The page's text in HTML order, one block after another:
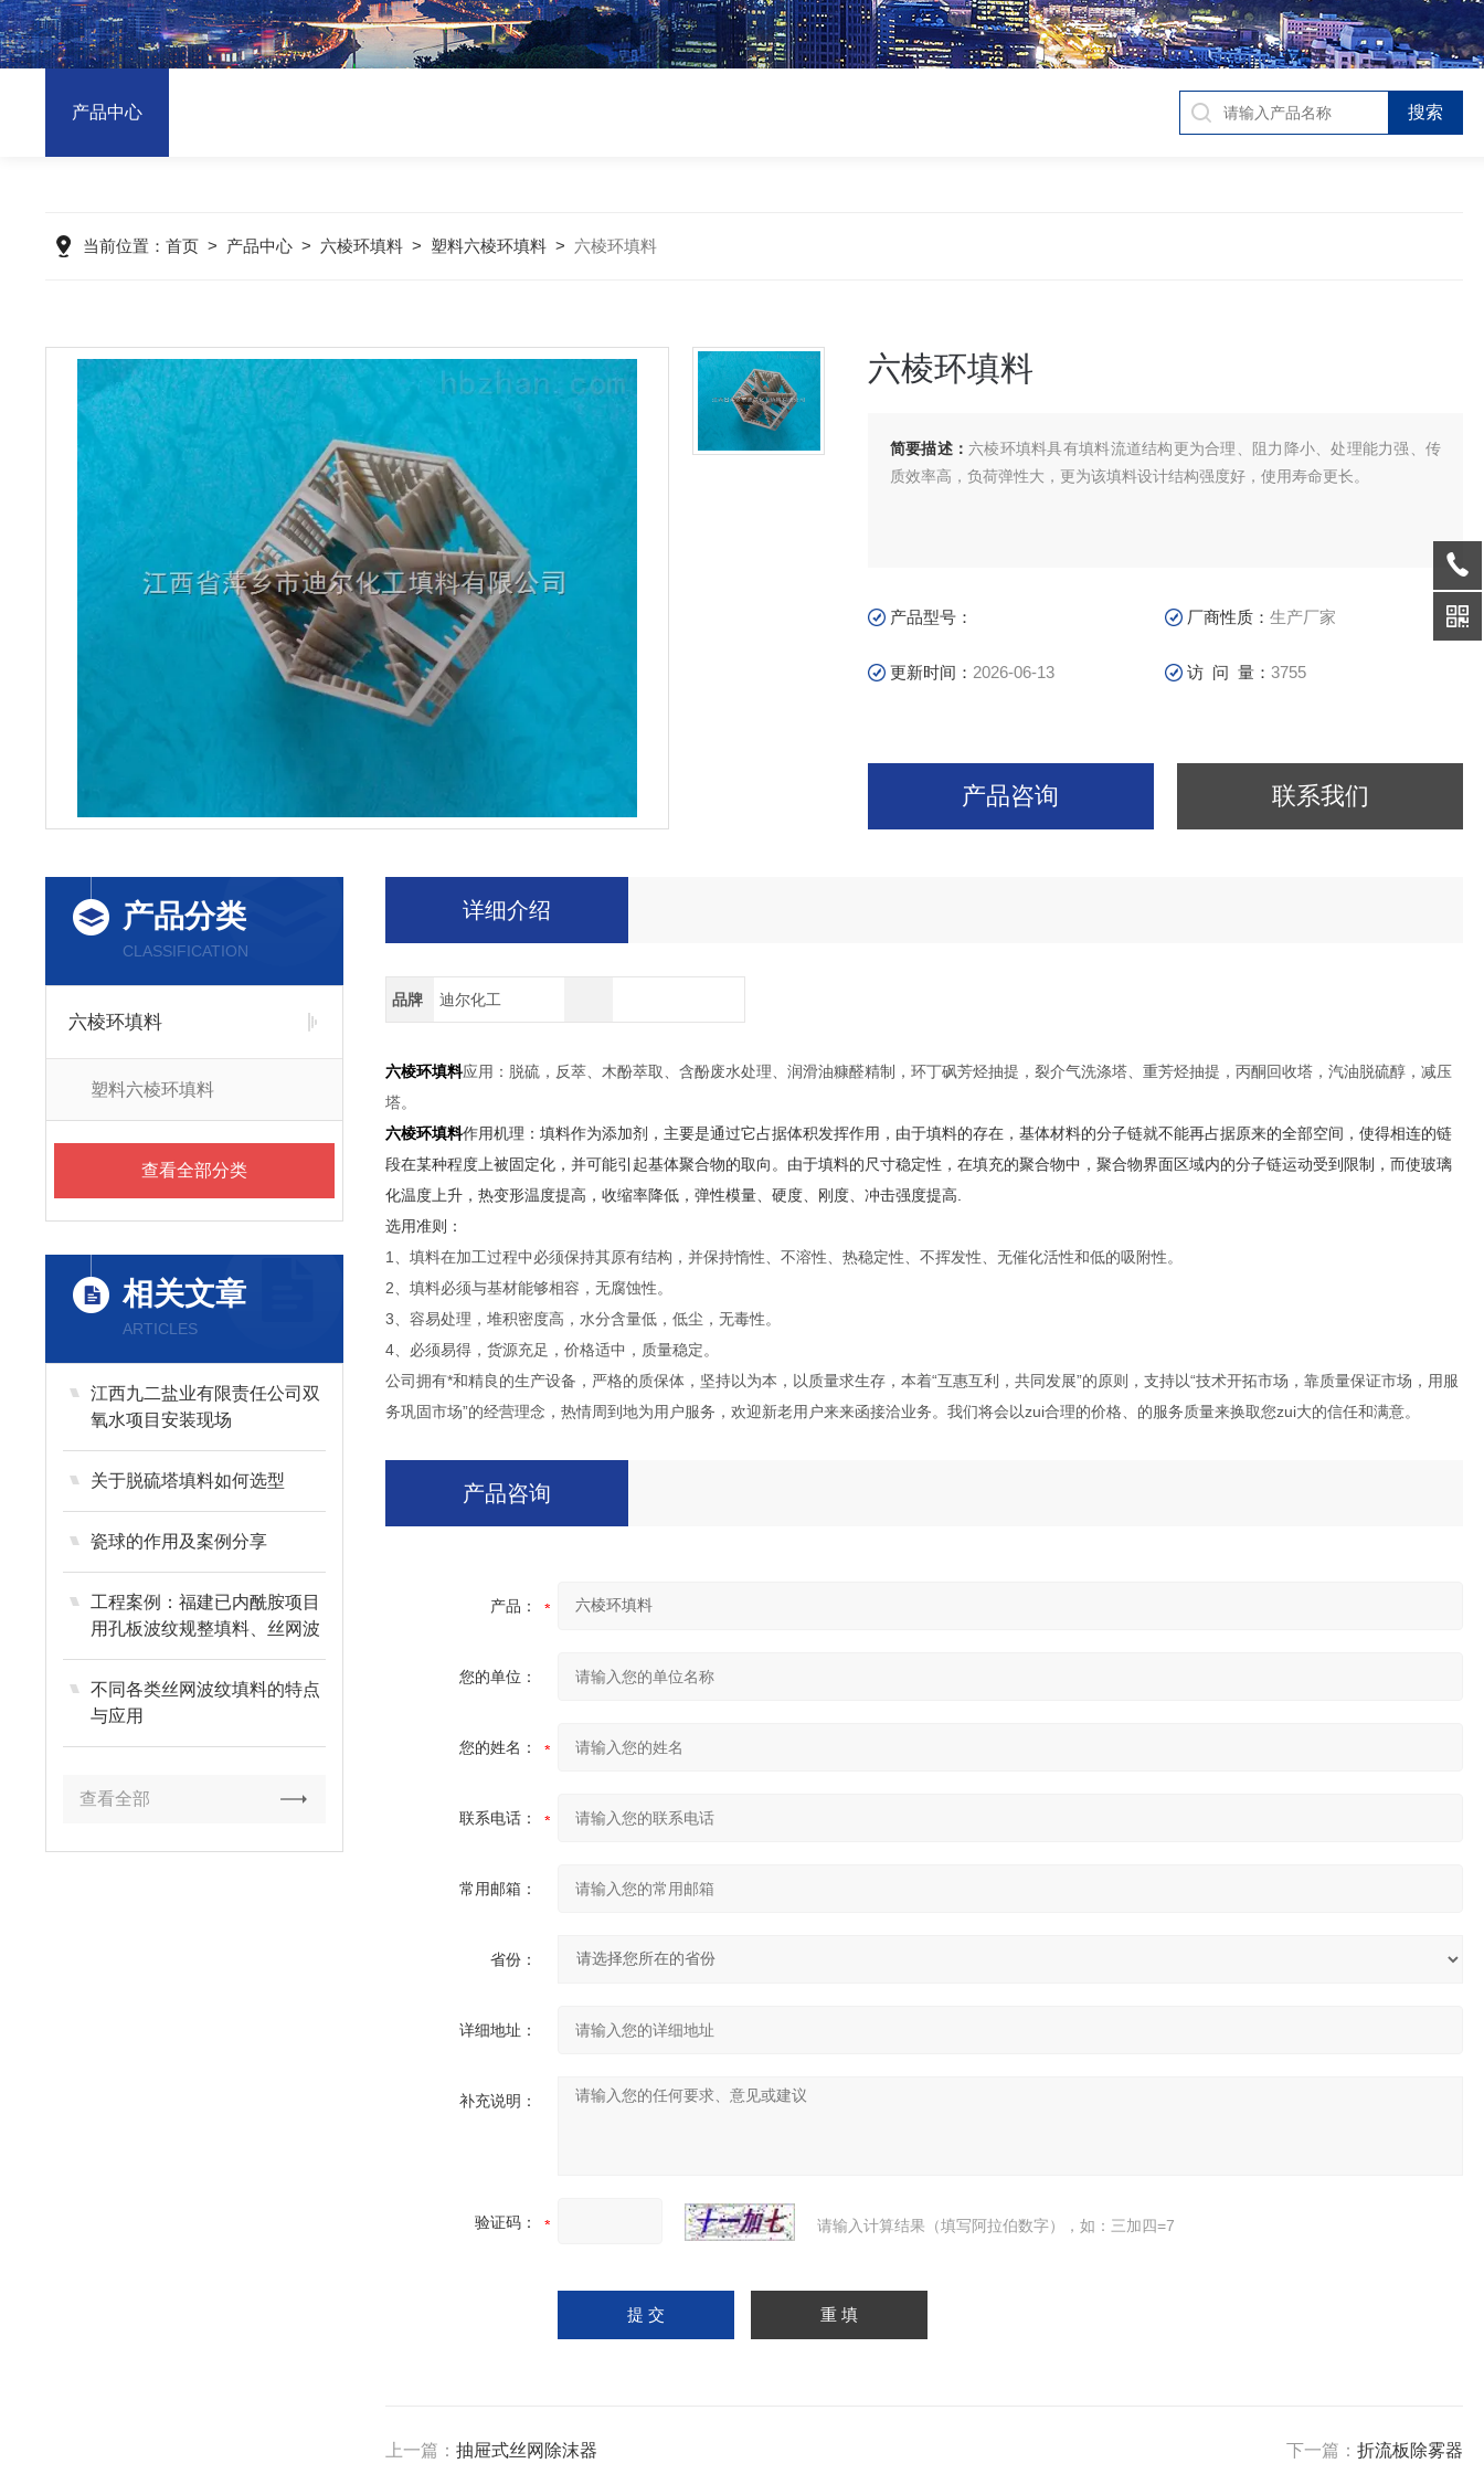
产品中心
当前位置： 首页> 产品中心> 六棱环填料> 塑料六棱环填料> 六棱环填料
六棱环填料
简要描述： 六棱环填料具有填料流道结构更为合理、阻力降小、处理能力强、传
质效率高，负荷弹性大，更为该填料设计结构强度好，使用寿命更长。
产品型号： 厂商性质：生产厂家
更新时间： 2026-06-13 访 问 量：3755
产品咨询 联系我们
产品分类
CLASSIFICATION
六棱环填料
塑料六棱环填料
查看全部分类
相关文章
ARTICLES
江西九二盐业有限责任公司双
氧水项目安装现场
关于脱硫塔填料如何选型
瓷球的作用及案例分享
工程案例：福建已内酰胺项目
用孔板波纹规整填料、丝网波
纹规整填料
不同各类丝网波纹填料的特点
与应用
查看全部
详细介绍
品牌 迪尔化工
六棱环填料应用：脱硫，反萃、木酚萃取、含酚废水处理、润滑油糠醛精制，环丁砜芳烃抽提，裂介气洗涤塔、重芳烃抽提，丙酮回收塔，汽油脱硫醇，减压
塔。
六棱环填料作用机理：填料作为添加剂，主要是通过它占据体积发挥作用，由于填料的存在，基体材料的分子链就不能再占据原来的全部空间，使得相连的链
段在某种程度上被固定化，并可能引起基体聚合物的取向。由于填料的尺寸稳定性，在填充的聚合物中，聚合物界面区域内的分子链运动受到限制，而使玻璃
化温度上升，热变形温度提高，收缩率降低，弹性模量、硬度、刚度、冲击强度提高.
选用准则：
1、填料在加工过程中必须保持其原有结构，并保持惰性、不溶性、热稳定性、不挥发性、无催化活性和低的吸附性。
2、填料必须与基材能够相容，无腐蚀性。
3、容易处理，堆积密度高，水分含量低，低尘，无毒性。
4、必须易得，货源充足，价格适中，质量稳定。
公司拥有*和精良的生产设备，严格的质保体，坚持以为本，以质量求生存，本着“互惠互利，共同发展”的原则，支持以“技术开拓市场，靠质量保证市场，用服
务巩固市场”的经营理念，热情周到地为用户服务，欢迎新老用户来来函接洽业务。我们将会以zui合理的价格、的服务质量来换取您zui大的信任和满意。
产品咨询
产品：
您的单位：
您的姓名：
联系电话：
常用邮箱：
省份：
详细地址：
补充说明：
验证码： 请输入计算结果（填写阿拉伯数字），如：三加四=7
上一篇：抽屉式丝网除沫器 下一篇： 折流板除雾器